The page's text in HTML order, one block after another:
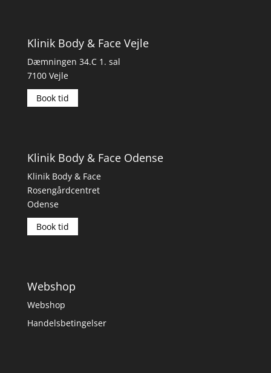
Klinik Body & Face Vejle
Dæmningen 34.C 1. sal
7100 Vejle
Book tid
Klinik Body & Face Odense
Klinik Body & Face
Rosengårdcentret
Odense
Book tid
Webshop
Webshop
Handelsbetingelser